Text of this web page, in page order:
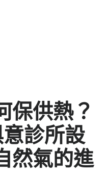
保供熱？
診所設
然氣的進